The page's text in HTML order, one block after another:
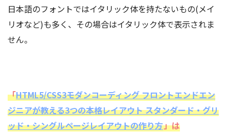
日本語のフォントではイタリック体を持たないもの(メイ
リオなど)も多く、その場合はイタリック体で表示されま
せん。
「HTML5/CSS3モダンコーディング フロントエンドエン
ジニアが教える3つの本格レイアウト スタンダード・グリ
ッド・シングルページレイアウトの作り方」は